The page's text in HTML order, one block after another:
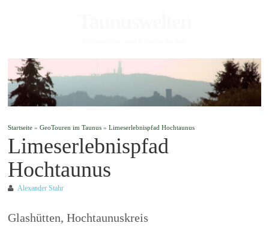
Startseite »GeoTouren im Taunus »Limeserlebnispfad Hochtaunus
Limeserlebnispfad
Hochtaunus
Alexander Stahr
Glashütten, Hochtaunuskreis